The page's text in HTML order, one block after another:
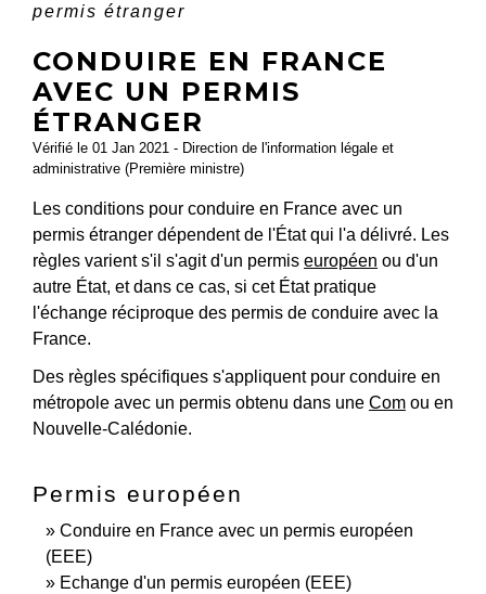
permis étranger
CONDUIRE EN FRANCE
AVEC UN PERMIS
ÉTRANGER
Vérifié le 01 Jan 2021 - Direction de l'information légale et
administrative (Première ministre)
Les conditions pour conduire en France avec un
permis étranger dépendent de l'État qui l'a délivré. Les
règles varient s'il s'agit d'un permis européen ou d'un
autre État, et dans ce cas, si cet État pratique
l'échange réciproque des permis de conduire avec la
France.
Des règles spécifiques s'appliquent pour conduire en
métropole avec un permis obtenu dans une Com ou en
Nouvelle-Calédonie.
Permis européen
Conduire en France avec un permis européen
(EEE)
Echange d'un permis européen (EEE)